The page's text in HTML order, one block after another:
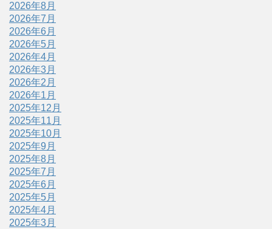
2026年8月
2026年7月
2026年6月
2026年5月
2026年4月
2026年3月
2026年2月
2026年1月
2025年12月
2025年11月
2025年10月
2025年9月
2025年8月
2025年7月
2025年6月
2025年5月
2025年4月
2025年3月